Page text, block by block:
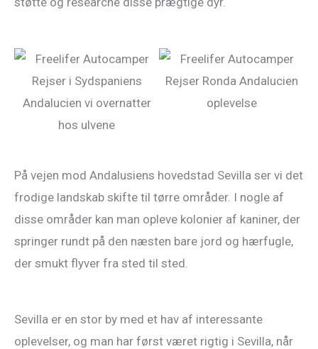
På vejen mod Andalusiens hovedstad Sevilla ser vi det
frodige landskab skifte til tørre områder. I nogle af
disse områder kan man opleve kolonier af kaniner, der
springer rundt på den næsten bare jord og hærfugle,
der smukt flyver fra sted til sted.
Sevilla er en stor by med et hav af interessante
oplevelser, og man har først været rigtig i Sevilla, når